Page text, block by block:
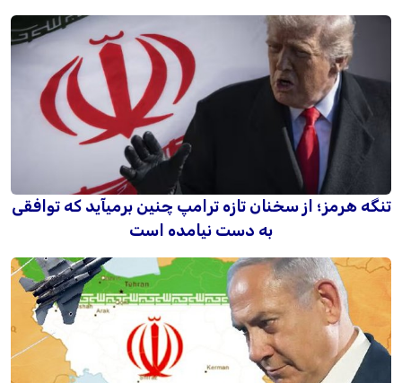
تنگه هرمز؛ از سخنان تازه ترامپ چنین برمیآید که توافقی
به دست نیامده است